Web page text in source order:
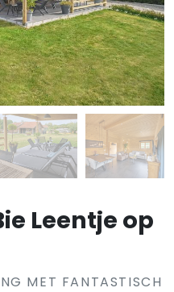
Leentje op
MET FANTASTISCH